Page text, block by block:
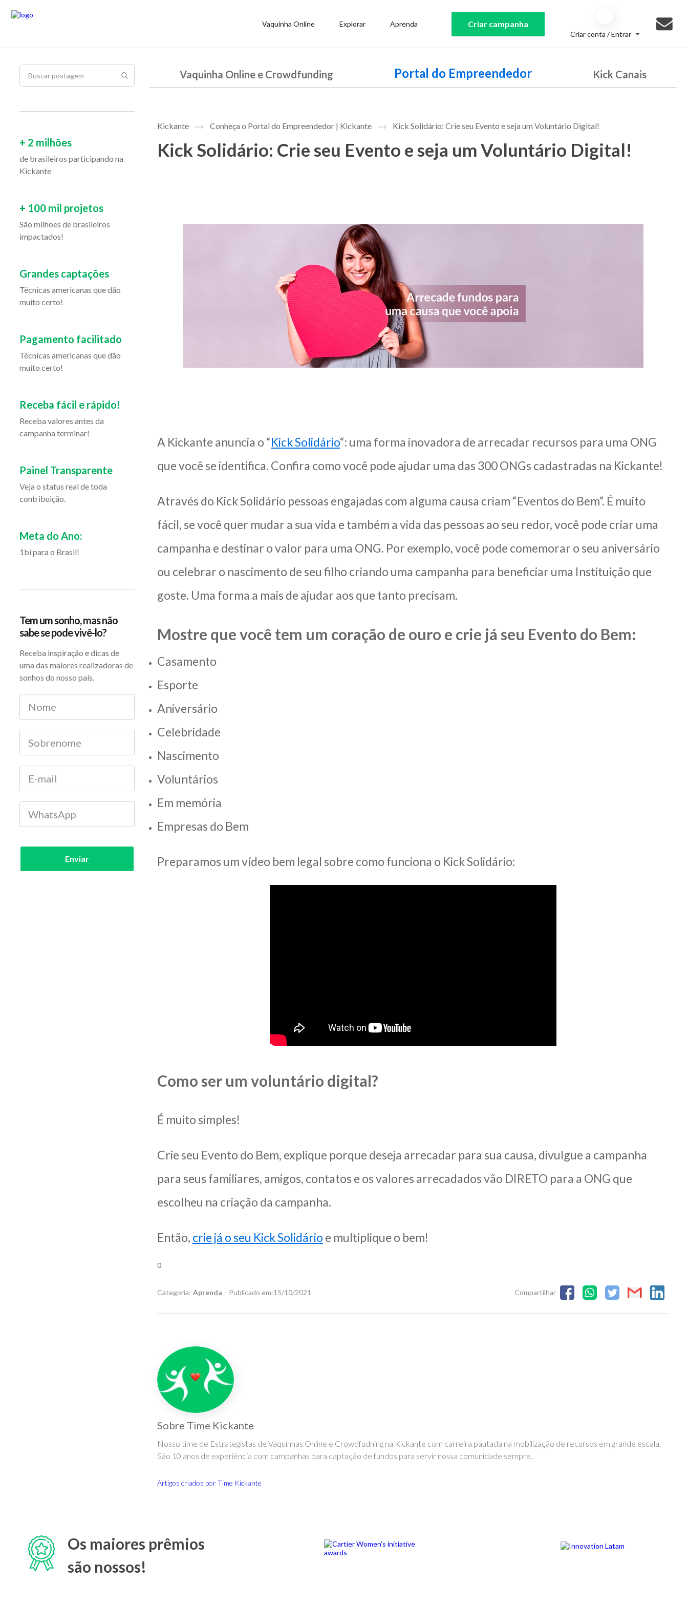
Vaquinha Online Explorar Aprenda Criar campanha
Criar conta / Entrar
Vaquinha Online e Crowdfunding Portal do Empreendedor Kick Canais
Kickante Conheça o Portal do Empreendedor | Kickante Kick Solidário: Crie seu Evento e seja um Voluntário Digital!
Kick Solidário: Crie seu Evento e seja um Voluntário Digital!
A Kickante anuncia o “Kick Solidário“: uma forma inovadora de arrecadar recursos para uma ONG
que você se identifica. Confira como você pode ajudar uma das 300 ONGs cadastradas na Kickante!
Através do Kick Solidário pessoas engajadas com alguma causa criam “Eventos do Bem”. É muito
fácil, se você quer mudar a sua vida e também a vida das pessoas ao seu redor, você pode criar uma
campanha e destinar o valor para uma ONG. Por exemplo, você pode comemorar o seu aniversário
ou celebrar o nascimento de seu filho criando uma campanha para beneficiar uma Instituição que
goste. Uma forma a mais de ajudar aos que tanto precisam.
Mostre que você tem um coração de ouro e crie já seu Evento do Bem:
Casamento
Esporte
Aniversário
Celebridade
Nascimento
Voluntários
Em memória
Empresas do Bem
Preparamos um vídeo bem legal sobre como funciona o Kick Solidário:
Como ser um voluntário digital?
É muito simples!
Crie seu Evento do Bem, explique porque deseja arrecadar para sua causa, divulgue a campanha
para seus familiares, amigos, contatos e os valores arrecadados vão DIRETO para a ONG que
escolheu na criação da campanha.
Então, crie já o seu Kick Solidário e multiplique o bem!
0
Categoria: Aprenda - Publicado em:15/10/2021 Compartilhar
Sobre Time Kickante
Nosso time de Estrategistas de Vaquinhas Online e Crowdfudning na Kickante com carreira pautada na mobilização de recursos em grande escala.
São 10 anos de experiência com campanhas para captação de fundos para servir nossa comunidade sempre.
Artigos criados porTime Kickante
+ 2 milhões
de brasileiros participando na
Kickante
+ 100 mil projetos
São milhões de brasileiros
impactados!
Grandes captações
Técnicas americanas que dão
muito certo!
Pagamento facilitado
Técnicas americanas que dão
muito certo!
Receba fácil e rápido!
Receba valores antes da
campanha terminar!
Painel Transparente
Veja o status real de toda
contribuição.
Meta do Ano:
1bi para o Brasil!
Tem um sonho, mas não
sabe se pode vivê-lo?
Receba inspiração e dicas de
uma das maiores realizadoras de
sonhos do nosso país.
Enviar
Os maiores prêmios
são nossos!